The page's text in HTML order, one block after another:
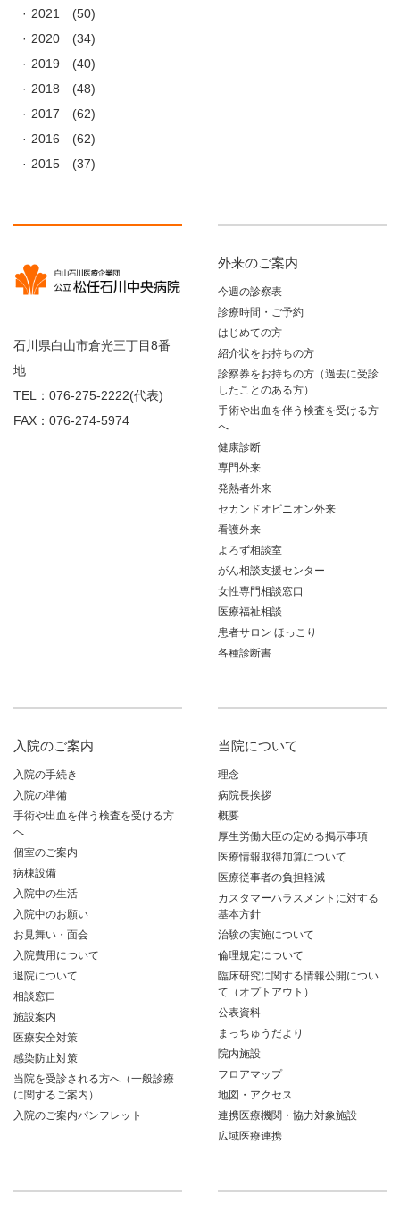
2021
(50)
2020
(34)
2019
(40)
2018
(48)
2017
(62)
2016
(62)
2015
(37)
石川県白山市倉光三丁目8番
地
TEL：076-275-2222(代表)
FAX：076-274-5974
外来のご案内
今週の診察表
診療時間・ご予約
はじめての方
紹介状をお持ちの方
診察券をお持ちの方（過去に受診
したことのある方）
手術や出血を伴う検査を受ける方
へ
健康診断
専門外来
発熱者外来
セカンドオピニオン外来
看護外来
よろず相談室
がん相談支援センター
女性専門相談窓口
医療福祉相談
患者サロン ほっこり
各種診断書
入院のご案内
入院の手続き
入院の準備
手術や出血を伴う検査を受ける方
へ
個室のご案内
病棟設備
入院中の生活
入院中のお願い
お見舞い・面会
入院費用について
退院について
相談窓口
施設案内
医療安全対策
感染防止対策
当院を受診される方へ（一般診療
に関するご案内）
入院のご案内パンフレット
当院について
理念
病院長挨拶
概要
厚生労働大臣の定める掲示事項
医療情報取得加算について
医療従事者の負担軽減
カスタマーハラスメントに対する
基本方針
治験の実施について
倫理規定について
臨床研究に関する情報公開につい
て（オプトアウト）
公表資料
まっちゅうだより
院内施設
フロアマップ
地図・アクセス
連携医療機関・協力対象施設
広域医療連携